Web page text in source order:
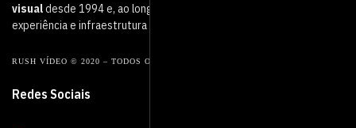
visualdesde 1994 e, ao longo desse período, adquirimos muita
experiência e infraestrutura de ponta.
RUSH VÍDEO © 2020 – TODOS OS DIREITOS RESERVADOS.
Redes Sociais